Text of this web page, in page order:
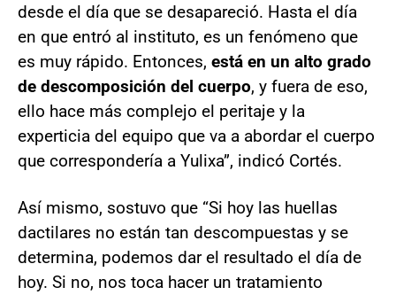
desde el día que se desapareció. Hasta el día
en que entró al instituto, es un fenómeno que
es muy rápido. Entonces, está en un alto grado
de descomposición del cuerpo, y fuera de eso,
ello hace más complejo el peritaje y la
experticia del equipo que va a abordar el cuerpo
que correspondería a Yulixa”, indicó Cortés.
Así mismo, sostuvo que “Si hoy las huellas
dactilares no están tan descompuestas y se
determina, podemos dar el resultado el día de
hoy. Si no, nos toca hacer un tratamiento